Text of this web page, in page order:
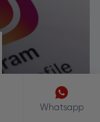
Whatsapp